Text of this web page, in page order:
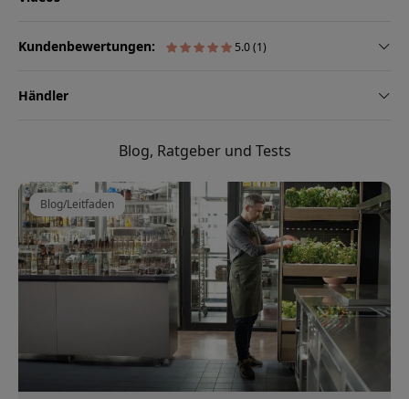
Kundenbewertungen: 5.0 (1)
Händler
Blog, Ratgeber und Tests
Blog/Leitfaden